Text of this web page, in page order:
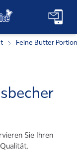
Feine Butter
Sie Ihren